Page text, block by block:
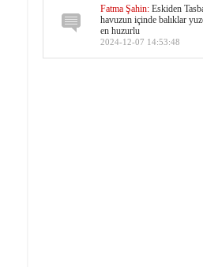
Fatma Şahin: Eskiden
havuzun içinde balıklar
en huzurlu
2024-12-07 14:53:48